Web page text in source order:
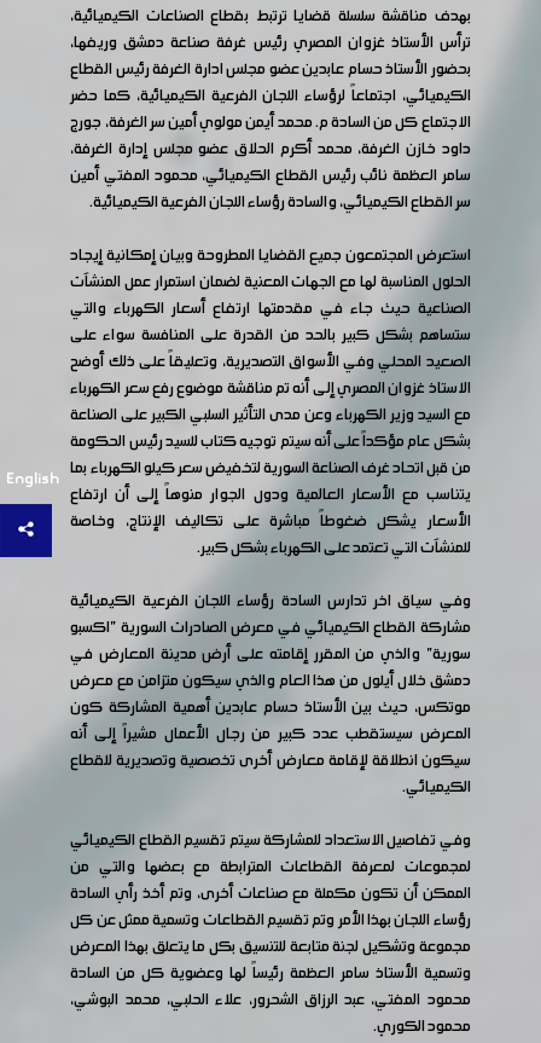
English
بهدف مناقشة سلسلة قضايا ترتبط بقطاع الصناعات الكيميائية،
ترأس الأستاذ غزوان المصري رئيس غرفة صناعة دمشق وريفها،
بحضور الأستاذ حسام عابدين عضو مجلس ادارة الغرفة رئيس القطاع
الكيميائي، اجتماعاً لرؤساء اللجان الفرعية الكيميائية، كما حضر
الاجتماع كل من السادة م. محمد أيمن مولوي أمين سر الغرفة، جورج
داود خازن الغرفة، محمد أكرم الحلاق عضو مجلس إدارة الغرفة،
سامر العظمة نائب رئيس القطاع الكيميائي، محمود المفتي أمين
سر القطاع الكيميائي، والسادة رؤساء اللجان الفرعية الكيميائية.
استعرض المجتمعون جميع القضايا المطروحة وبيان إمكانية إيجاد
الحلول المناسبة لها مع الجهات المعنية لضمان استمرار عمل المنشآت
الصناعية حيث جاء في مقدمتها ارتفاع أسعار الكهرباء والتي
ستساهم بشكل كبير بالحد من القدرة على المنافسة سواء على
الصعيد المحلي وفي الأسواق التصديرية، وتعليقاً على ذلك أوضح
الاستاذ غزوان المصري إلى أنه تم مناقشة موضوع رفع سعر الكهرباء
مع السيد وزير الكهرباء وعن مدى التأثير السلبي الكبير على الصناعة
بشكل عام مؤكداً على أنه سيتم توجيه كتاب للسيد رئيس الحكومة
من قبل اتحاد غرف الصناعة السورية لتخفيض سعر كيلو الكهرباء بما
يتناسب مع الأسعار العالمية ودول الجوار منوهاً إلى أن ارتفاع
الأسعار يشكل ضغوطاً مباشرة على تكاليف الإنتاج، وخاصة
للمنشآت التي تعتمد على الكهرباء بشكل كبير.
وفي سياق اخر تدارس السادة رؤساء اللجان الفرعية الكيميائية
مشاركة القطاع الكيميائي في معرض الصادرات السورية "اكسبو
سورية" والذي من المقرر إقامته على أرض مدينة المعارض في
دمشق خلال أيلول من هذا العام والذي سيكون متزامن مع معرض
موتكس، حيث بين الأستاذ حسام عابدين أهمية المشاركة كون
المعرض سيستقطب عدد كبير من رجال الأعمال مشيراً إلى أنه
سيكون انطلاقة لإقامة معارض أخرى تخصصية وتصديرية للقطاع
الكيميائي.
وفي تفاصيل الاستعداد للمشاركة سيتم تقسيم القطاع الكيميائي
لمجموعات لمعرفة القطاعات المترابطة مع بعضها والتي من
الممكن أن تكون مكملة مع صناعات أخرى، وتم أخذ رأي السادة
رؤساء اللجان بهذا الأمر وتم تقسيم القطاعات وتسمية ممثل عن كل
مجموعة وتشكيل لجنة متابعة للتنسيق بكل ما يتعلق بهذا المعرض
وتسمية الأستاذ سامر العظمة رئيساً لها وعضوية كل من السادة
محمود المفتي، عبد الرزاق الشحرور، علاء الحلبي، محمد البوشي،
محمود الكوري.